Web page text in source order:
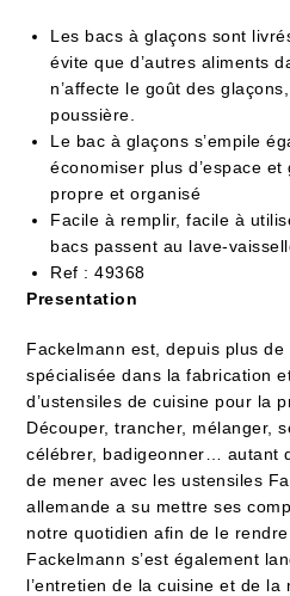
Les bacs à glaçons sont
évite que d’autres aliments
n’affecte le goût des
poussière.
Le bac à glaçons s’empile
économiser plus d’espace
propre et organisé
Facile à remplir, facile à
bacs passent au lave-
Ref :49368
Presentation
Fackelmann est, depuis plus de
spécialisée dans la fabrication
d’ustensiles de cuisine pour la
Découper, trancher, mélanger,
célébrer, badigeonner… autant
de mener avec les ustensiles
allemande a su mettre ses
notre quotidien afin de le rendre
Fackelmann s’est également
l’entretien de la cuisine et de